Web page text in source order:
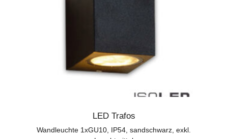
LED Trafos
Wandleuchte 1xGU10, IP54, sandschwarz, exkl.